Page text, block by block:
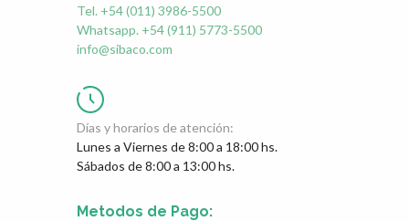
Tel. +54 (011) 3986-5500
Whatsapp. +54 (911) 5773-5500
info@sibaco.com
Días y horarios de atención:
Lunes a Viernes de 8:00 a 18:00 hs.
Sábados de 8:00 a 13:00 hs.
Metodos de Pago: